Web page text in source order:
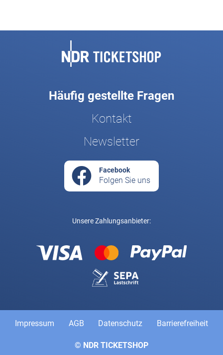
Häufig gestellte Fragen
Kontakt
Newsletter
Facebook
Folgen Sie uns
Unsere Zahlungsanbieter:
Rechtliche und weiterführende Links
Impressum AGB Datenschutz Barrierefreiheit
© NDR TICKETSHOP